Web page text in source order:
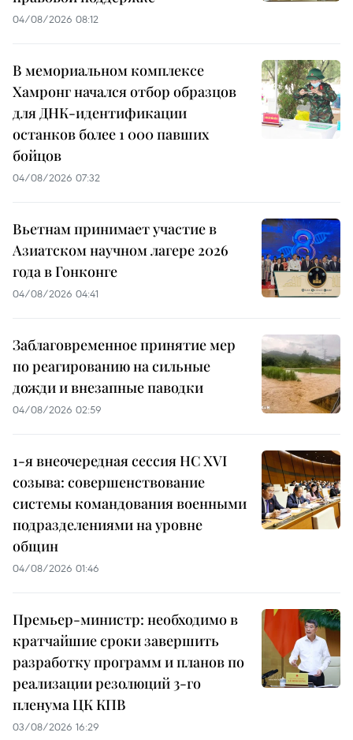
04/08/2026 08:12
В мемориальном комплексе
Хамронг начался отбор образцов
для ДНК-идентификации
останков более 1 000 павших
бойцов
04/08/2026 07:32
Вьетнам принимает участие в
Азиатском научном лагере 2026
года в Гонконге
04/08/2026 04:41
Заблаговременное принятие мер
по реагированию на сильные
дожди и внезапные паводки
04/08/2026 02:59
1-я внеочередная сессия НС XVI
созыва: совершенствование
системы командования военными
подразделениями на уровне
общин
04/08/2026 01:46
Премьер-министр: необходимо в
кратчайшие сроки завершить
разработку программ и планов по
реализации резолюций 3-го
пленума ЦК КПВ
03/08/2026 16:29